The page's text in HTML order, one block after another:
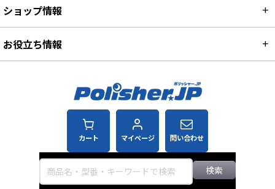
カート マイページ 問い合わせ
検索
ショップ情報
お役立ち情報